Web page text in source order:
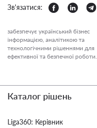
Зв'язатися:
забезпечує український бізнес
інформацією, аналітикою та
технологічними рішеннями для
ефективної та безпечної роботи.
Каталог рішень
Liga360: Керівник